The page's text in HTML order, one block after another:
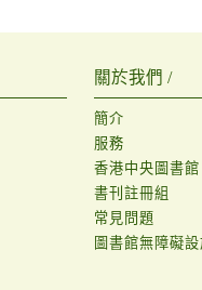
關於我們 /
簡介
服務
香港中央圖書館
書刊註冊組
常見問題
圖書館無障礙設